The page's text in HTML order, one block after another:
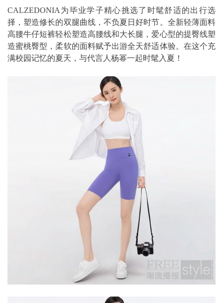
CALZEDONIA为毕业学子精心挑选了时髦舒适的出行选
择，塑造修长的双腿曲线，不负夏日好时节。全新轻薄面料
高腰牛仔短裤轻松塑造高腰线和大长腿，爱心型的提臀线塑
造蜜桃臀型，柔软的面料赋予出游全天舒适体验。在这个充
满校园记忆的夏天，与代言人杨幂一起时髦入夏！